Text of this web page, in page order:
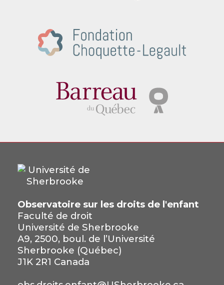
Observatoire sur les droits de l'enfant
Faculté de droit
Université de Sherbrooke
A9, 2500, boul. de l’Université
Sherbrooke (Québec)
J1K 2R1 Canada